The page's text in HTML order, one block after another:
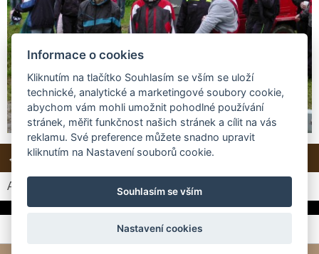
← Předchozí Další → Zpět do složky
Automatické procházení: 3 | 4| |
Informace o cookies
Kliknutím na tlačítko Souhlasím se vším se uloží
technické, analytické a marketingové soubory cookie,
abychom vám mohli umožnit pohodlné používání
stránek, měřit funkčnost našich stránek a cílit na vás
reklamu. Své preference můžete snadno upravit
kliknutím na Nastavení souborů cookie.
Souhlasím se vším
Nastavení cookies